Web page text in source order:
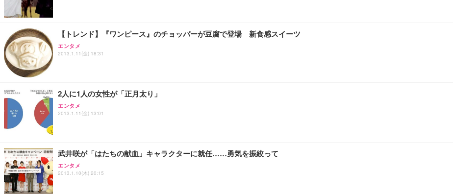
【トレンド】『ワンピース』のチョッパーが豆腐で登場 新食感スイーツ
エンタメ
2013.1.11(金) 18:31
2人に1人の女性が「正月太り」
エンタメ
2013.1.11(金) 13:01
武井咲が「はたちの献血」キャラクターに就任……勇気を振絞って
エンタメ
2013.1.10(木) 20:15